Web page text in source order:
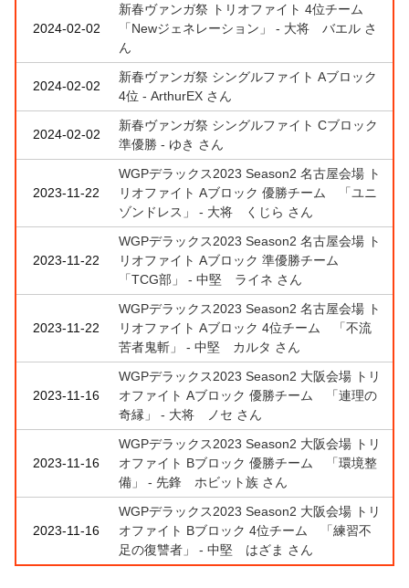
2024-02-02
新春ヴァンガ祭 トリオファイト 4位チーム
「Newジェネレーション」 - 大将 バエル さ
ん
2024-02-02
新春ヴァンガ祭 シングルファイト Aブロック
4位 - ArthurEX さん
2024-02-02
新春ヴァンガ祭 シングルファイト Cブロック
準優勝 - ゆき さん
2023-11-22
WGPデラックス2023 Season2 名古屋会場 ト
リオファイト Aブロック 優勝チーム 「ユニ
ゾンドレス」 - 大将 くじら さん
2023-11-22
WGPデラックス2023 Season2 名古屋会場 ト
リオファイト Aブロック 準優勝チーム
「TCG部」 - 中堅 ライネ さん
2023-11-22
WGPデラックス2023 Season2 名古屋会場 ト
リオファイト Aブロック 4位チーム 「不流
苦者鬼斬」 - 中堅 カルタ さん
2023-11-16
WGPデラックス2023 Season2 大阪会場 トリ
オファイト Aブロック 優勝チーム 「連理の
奇縁」 - 大将 ノセ さん
2023-11-16
WGPデラックス2023 Season2 大阪会場 トリ
オファイト Bブロック 優勝チーム 「環境整
備」 - 先鋒 ホビット族 さん
2023-11-16
WGPデラックス2023 Season2 大阪会場 トリ
オファイト Bブロック 4位チーム 「練習不
足の復讐者」 - 中堅 はざま さん